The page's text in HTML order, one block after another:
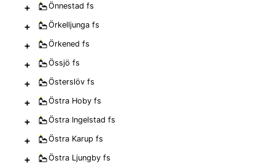
+ Önnestad fs
+ Örkelljunga fs
+ Örkened fs
+ Össjö fs
+ Österslöv fs
+ Östra Hoby fs
+ Östra Ingelstad fs
+ Östra Karup fs
+ Östra Ljungby fs